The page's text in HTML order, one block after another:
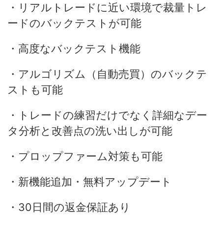
・リアルトレードに近い環境で裁量トレ
ードのバックテストが可能
・高度なバックテスト機能
・アルゴリズム（自動売買）のバックテ
ストも可能
・トレードの練習だけでなく詳細なデー
タ分析と改善点の洗い出しが可能
・プロップファーム対策も可能
・新機能追加・無料アップデート
・30日間の返金保証あり